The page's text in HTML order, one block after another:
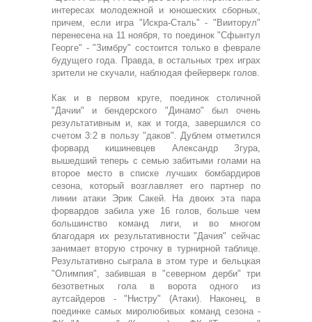
интересах молодежной и юношеских сборных,
причем, если игра "Искра-Сталь" - "Вииторул"
перенесена на 11 ноября, то поединок "Сфынтул
Георге" - "Зимбру" состоится только в феврале
будущего года. Правда, в остальных трех играх
зрители не скучали, наблюдая фейерверк голов.
Как и в первом круге, поединок столичной
"Дачии" и бендерского "Динамо" был очень
результативным и, как и тогда, завершился со
счетом 3:2 в пользу "даков". Дублем отметился
форвард кишиневцев Александр Згура,
вышедший теперь с семью забитыми голами на
второе место в списке лучших бомбардиров
сезона, который возглавляет его партнер по
линии атаки Эрик Сакей. На двоих эта пара
форвардов забила уже 16 голов, больше чем
большинство команд лиги, и во многом
благодаря их результативности "Дачия" сейчас
занимает вторую строчку в турнирной таблице.
Результативно сыграла в этом туре и бельцкая
"Олимпия", забившая в "северном дерби" три
безответных гола в ворота одного из
аутсайдеров - "Нистру" (Атаки). Наконец, в
поединке самых миролюбивых команд сезона -